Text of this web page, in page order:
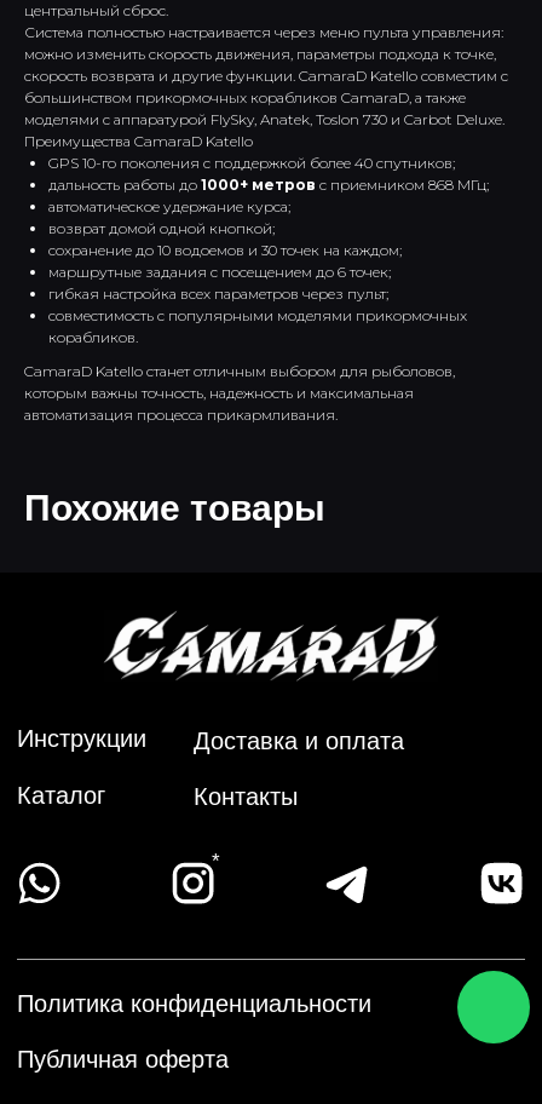
центральный сброс.
Система полностью настраивается через меню пульта управления:
можно изменить скорость движения, параметры подхода к точке,
скорость возврата и другие функции. CamaraD Katello совместим с
большинством прикормочных корабликов CamaraD, а также
моделями с аппаратурой FlySky, Anatek, Toslon 730 и Carbot Deluxe.
Преимущества CamaraD Katello
GPS 10-го поколения с поддержкой более 40 спутников;
дальность работы до 1000+ метров с приемником 868 МГц;
автоматическое удержание курса;
возврат домой одной кнопкой;
сохранение до 10 водоемов и 30 точек на каждом;
маршрутные задания с посещением до 6 точек;
гибкая настройка всех параметров через пульт;
совместимость с популярными моделями прикормочных
корабликов.
CamaraD Katello станет отличным выбором для рыболовов,
которым важны точность, надежность и максимальная
автоматизация процесса прикармливания.
Похожие товары
Инструкции
Каталог
Доставка и оплата
Политика конфиденциальности
запрещена на территории РФ в связи с осуществлением экстремистской
деятельности